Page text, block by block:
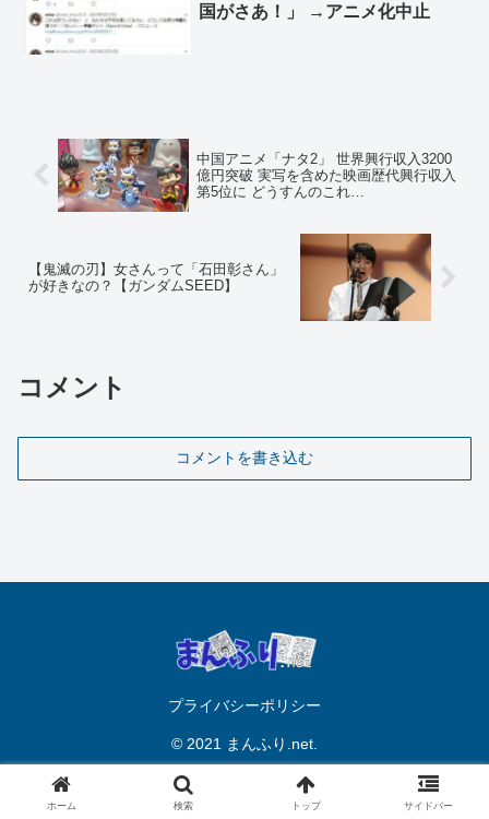
国がさあ！」 →アニメ化中止
中国アニメ「ナタ2」 世界興行収入3200
億円突破 実写を含めた映画歴代興行収入
第5位に どうすんのこれ…
【鬼滅の刃】女さんって「石田彰さん」
が好きなの？【ガンダムSEED】
コメント
コメントを書き込む
プライバシーポリシー
© 2021 まんふり.net.
ホーム 検索 トップ サイドバー